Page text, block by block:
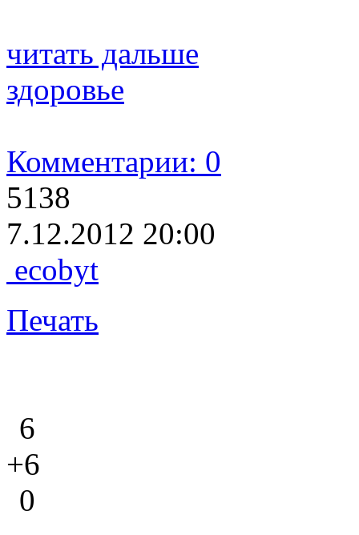
читать дальше
здоровье
Комментарии: 0
5138
7.12.2012 20:00
ecobyt
Печать
6
+6
0